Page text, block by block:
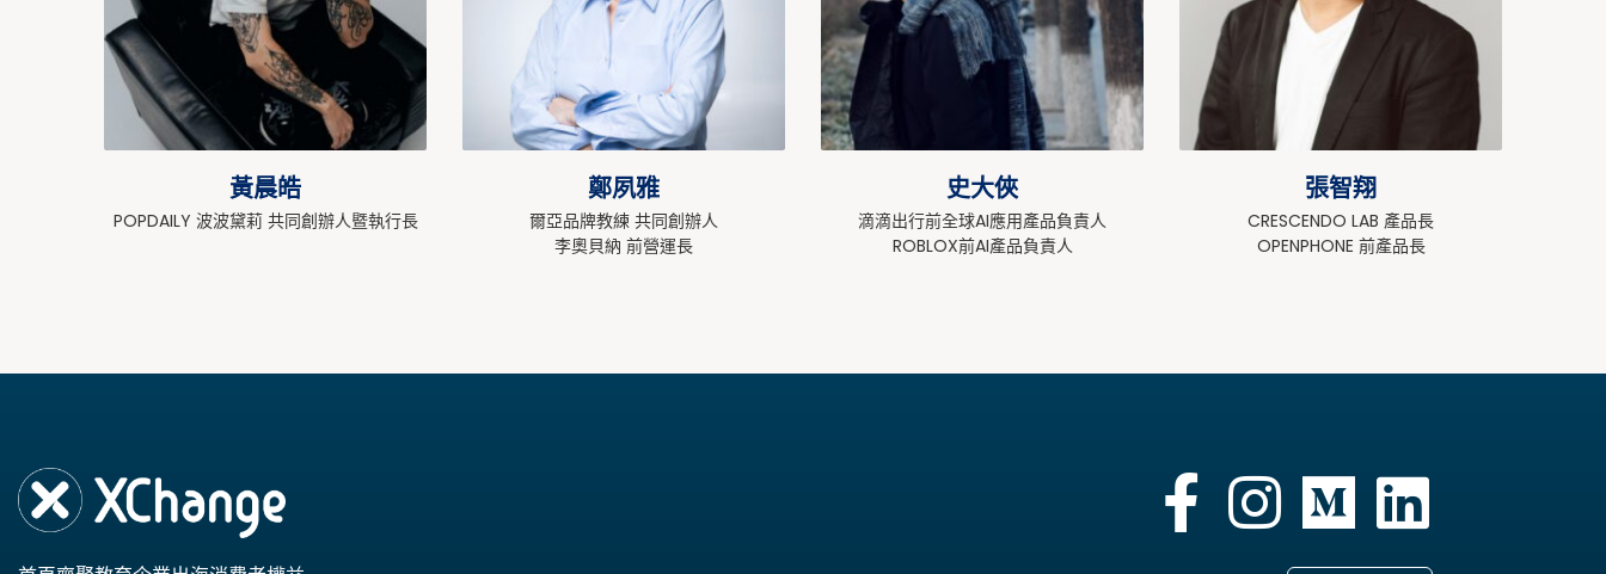
黃晨皓
POPDAILY 波波黛莉 共同創辦人暨執行長
鄭夙雅
爾亞品牌教練 共同創辦人
李奧貝納 前營運長
史大俠
滴滴出行前全球AI應用產品負責人
ROBLOX前AI產品負責人
張智翔
CRESCENDO LAB 產品長
OPENPHONE 前產品長